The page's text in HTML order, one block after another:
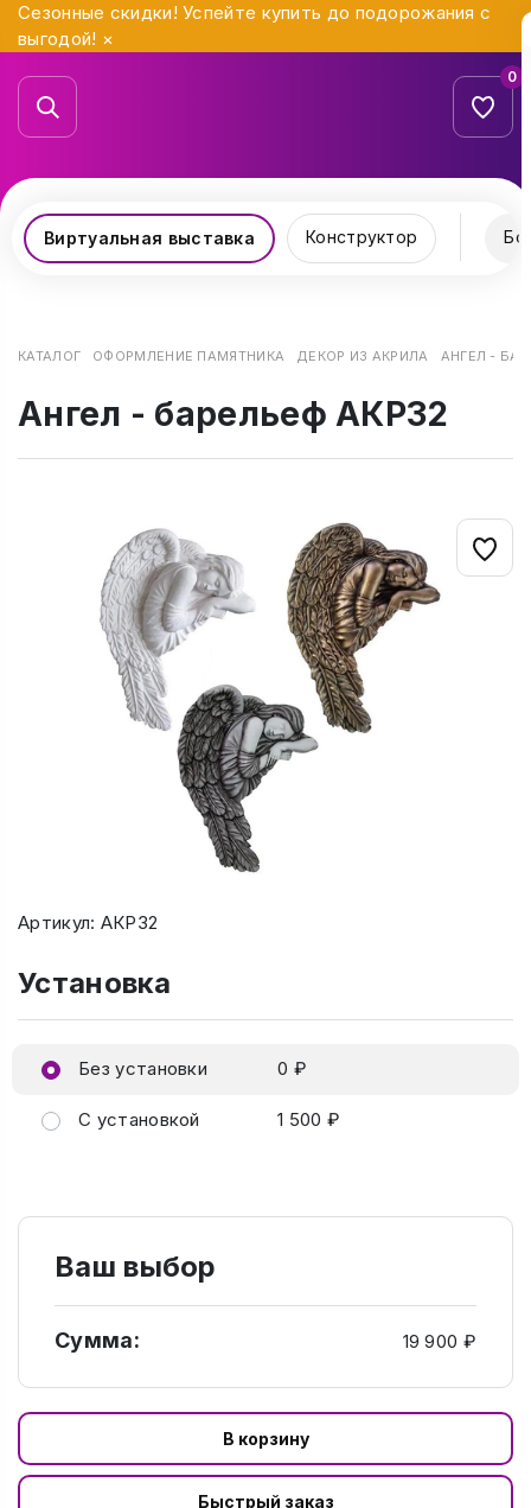
Сезонные скидки! Успейте купить до подорожания с
выгодой! ×
0
Виртуальная выставка Конструктор
КАТАЛОГ ОФОРМЛЕНИЕ ПАМЯТНИКА ДЕКОР ИЗ АКРИЛА АНГЕЛ -
Ангел - барельеф АКР32
Артикул: АКР32
Установка
Без установки 0 ₽
С установкой 1 500 ₽
Ваш выбор
Сумма: 19 900 ₽
В корзину
Быстрый заказ